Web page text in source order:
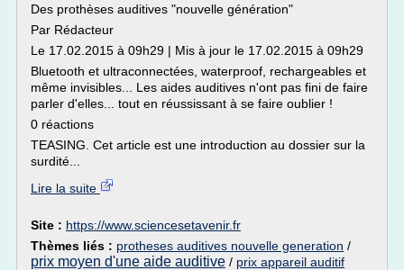
Des prothèses auditives "nouvelle génération"
Par Rédacteur
Le 17.02.2015 à 09h29 | Mis à jour le 17.02.2015 à 09h29
Bluetooth et ultraconnectées, waterproof, rechargeables et
même invisibles... Les aides auditives n'ont pas fini de faire
parler d'elles... tout en réussissant à se faire oublier !
0 réactions
TEASING. Cet article est une introduction au dossier sur la
surdité...
Lire la suite
Site : https://www.sciencesetavenir.fr
Thèmes liés : protheses auditives nouvelle generation /
prix moyen d'une aide auditive / prix appareil auditif